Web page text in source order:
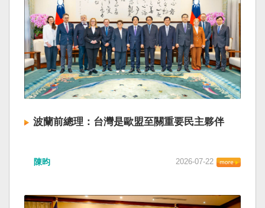
波蘭前總理：台灣是歐盟至關重要民主夥伴
陳昀 2026-07-22